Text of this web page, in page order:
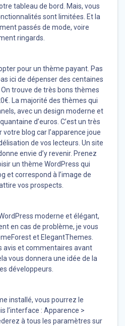
tableau de bord. Mais, vous
sont limitées. Et la
passés de mode, voire
ringards.
pour un thème payant. Pas
ici de dépenser des centaines
trouve de très bons thèmes
La majorité des thèmes qui
avec un design moderne et
d’euros. C’est un très
blog car l’apparence joue
de vos lecteurs. Un site
envie d’y revenir. Prenez
un thème WordPress qui
et correspond à l’image de
vos prospects.
moderne et élégant,
en cas de problème, je vous
et ElegantThemes.
avis et commentaires avant
vous donnera une idée de la
développeurs.
installé, vous pourrez le
l’interface : Apparence >
à tous les paramètres sur